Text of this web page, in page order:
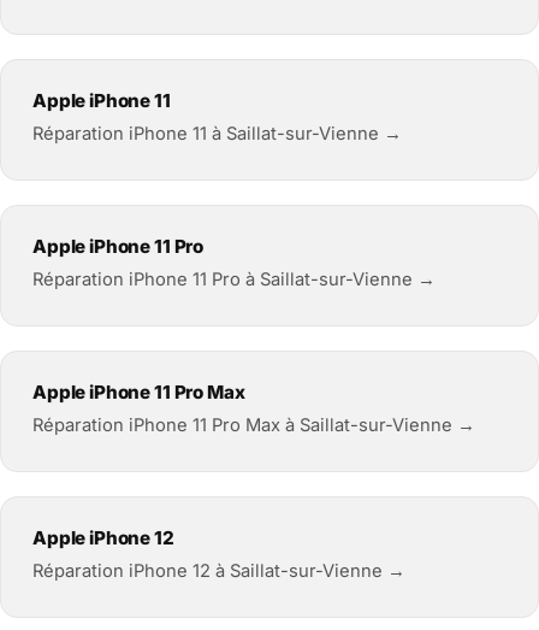
Apple iPhone 11
Réparation iPhone 11 à Saillat-sur-Vienne →
Apple iPhone 11 Pro
Réparation iPhone 11 Pro à Saillat-sur-Vienne →
Apple iPhone 11 Pro Max
Réparation iPhone 11 Pro Max à Saillat-sur-Vienne →
Apple iPhone 12
Réparation iPhone 12 à Saillat-sur-Vienne →